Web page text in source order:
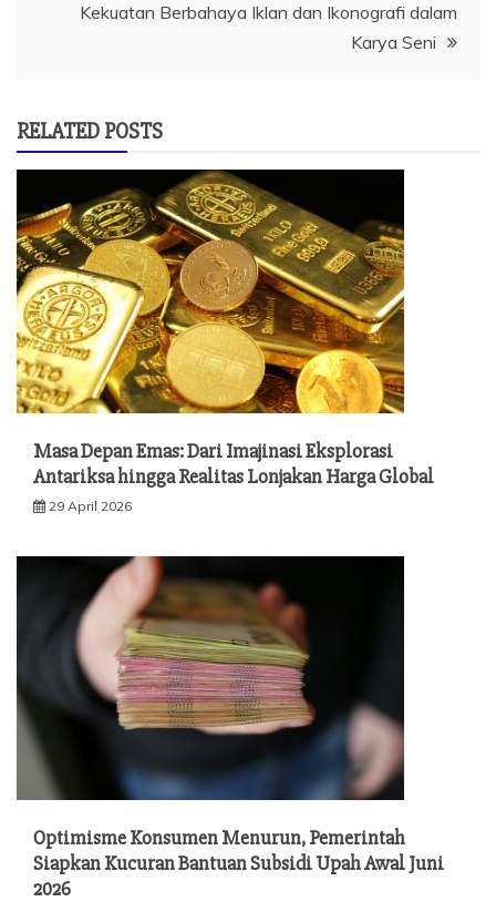
Kekuatan Berbahaya Iklan dan Ikonografi dalam
Karya Seni
RELATED POSTS
Masa Depan Emas: Dari Imajinasi Eksplorasi
Antariksa hingga Realitas Lonjakan Harga Global
29 April 2026
Optimisme Konsumen Menurun, Pemerintah
Siapkan Kucuran Bantuan Subsidi Upah Awal Juni
2026